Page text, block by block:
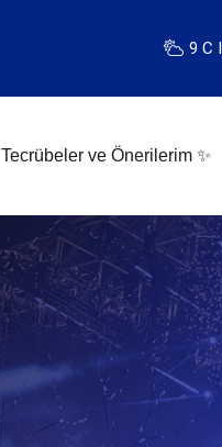
9 C
Tecrübeler ve Önerilerim ✨